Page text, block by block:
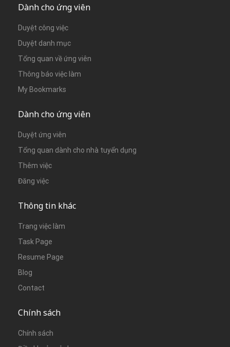
Dành cho ứng viên
Duyệt công việc
Duyệt danh mục
Tổng quan về ứng viên
Thông báo việc làm
My Bookmarks
Dành cho ứng viên
Duyệt ứng viên
Tổng quan dành cho nhà tuyển dụng
Thêm việc
Đăng việc
Thông tin khác
Trang việc làm
Task Page
Resume Page
Blog
Contact
Chính sách
Chính sách